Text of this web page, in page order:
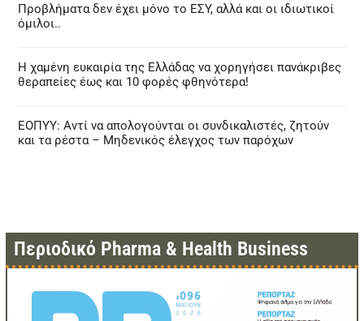
Προβλήματα δεν έχει μόνο το ΕΣΥ, αλλά και οι ιδιωτικοί
όμιλοι..
Η χαμένη ευκαιρία της Ελλάδας να χορηγήσει πανάκριβες
θεραπείες έως και 10 φορές φθηνότερα!
ΕΟΠΥΥ: Αντί να απολογούνται οι συνδικαλιστές, ζητούν
και τα ρέστα – Μηδενικός έλεγχος των παρόχων
Περιοδικό Pharma & Health Business